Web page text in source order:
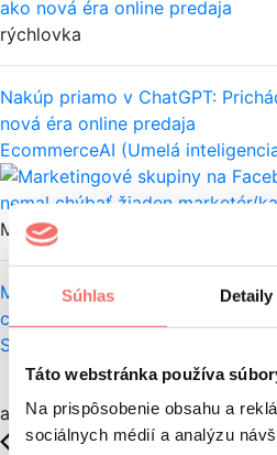
Súhlas Detaily
Táto webstránka používa
Na prispôsobenie obsahu a
sociálnych médií a analýzu
rýchlovka
Nakúp priamo v ChatGPT:
nová éra online predaja
EcommerceAI (Umelá
Monika Floreková
Marketingové skupiny na
chýbať žiaden marketér/ka
Social
Načítať ďalšie
autori